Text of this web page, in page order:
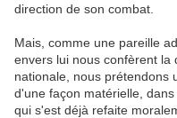
direction de son combat.
Mais, comme une pareille
envers lui nous confèrent la
nationale, nous prétendons
d'une façon matérielle,
qui s'est déjà refaite